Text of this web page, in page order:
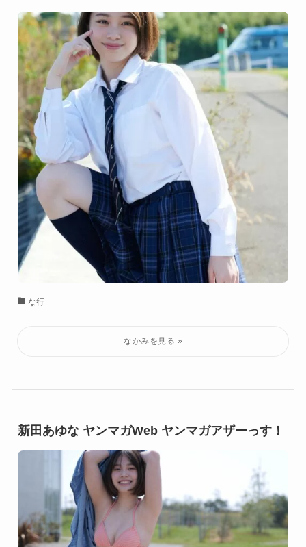
な行
新田あゆな ヤンマガWeb ヤンマガアザーっす！